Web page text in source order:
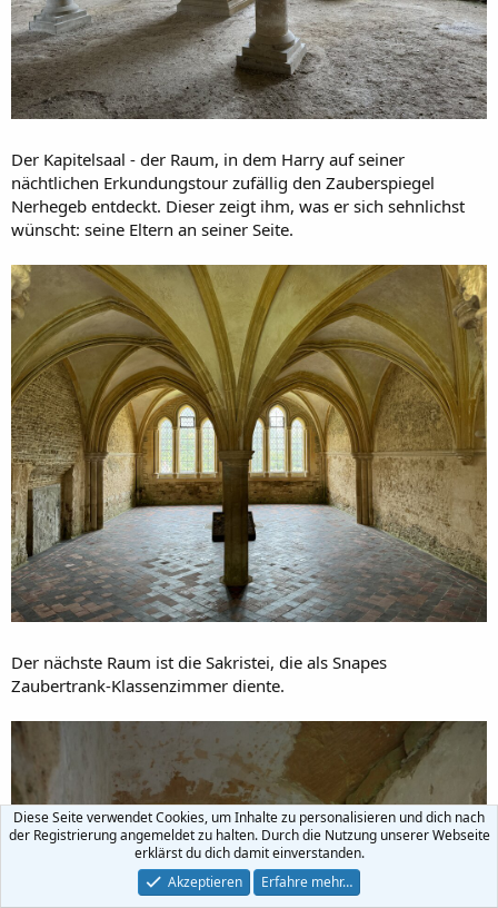
Der Kapitelsaal - der Raum, in dem Harry auf seiner
nächtlichen Erkundungstour zufällig den Zauberspiegel
Nerhegeb entdeckt. Dieser zeigt ihm, was er sich sehnlichst
wünscht: seine Eltern an seiner Seite.
Der nächste Raum ist die Sakristei, die als Snapes
Zaubertrank-Klassenzimmer diente.
Diese Seite verwendet Cookies, um Inhalte zu personalisieren und dich nach
der Registrierung angemeldet zu halten. Durch die Nutzung unserer Webseite
erklärst du dich damit einverstanden.
Akzeptieren
Erfahre mehr…